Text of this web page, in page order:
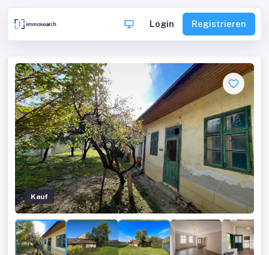
Login Registrieren
Kauf